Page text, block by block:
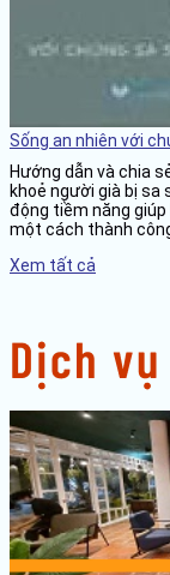
Sống an nhiên với
Hướng dẫn và chia
khoẻ người già bị
động tiềm năng
một cách thành
Xem tất cả